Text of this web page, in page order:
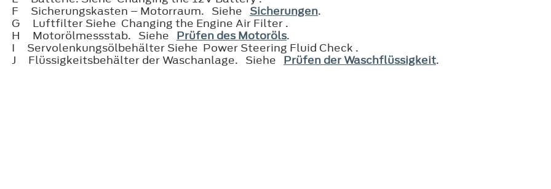
F
Sicherungskasten – Motorraum. Siehe Sicherungen.
G
Luftfilter Siehe Changing the Engine Air Filter .
H
Motorölmessstab. Siehe Prüfen des Motoröls.
I
Servolenkungsölbehälter Siehe Power Steering Fluid Check .
J
Flüssigkeitsbehälter der Waschanlage. Siehe Prüfen der Waschflüssigkeit.